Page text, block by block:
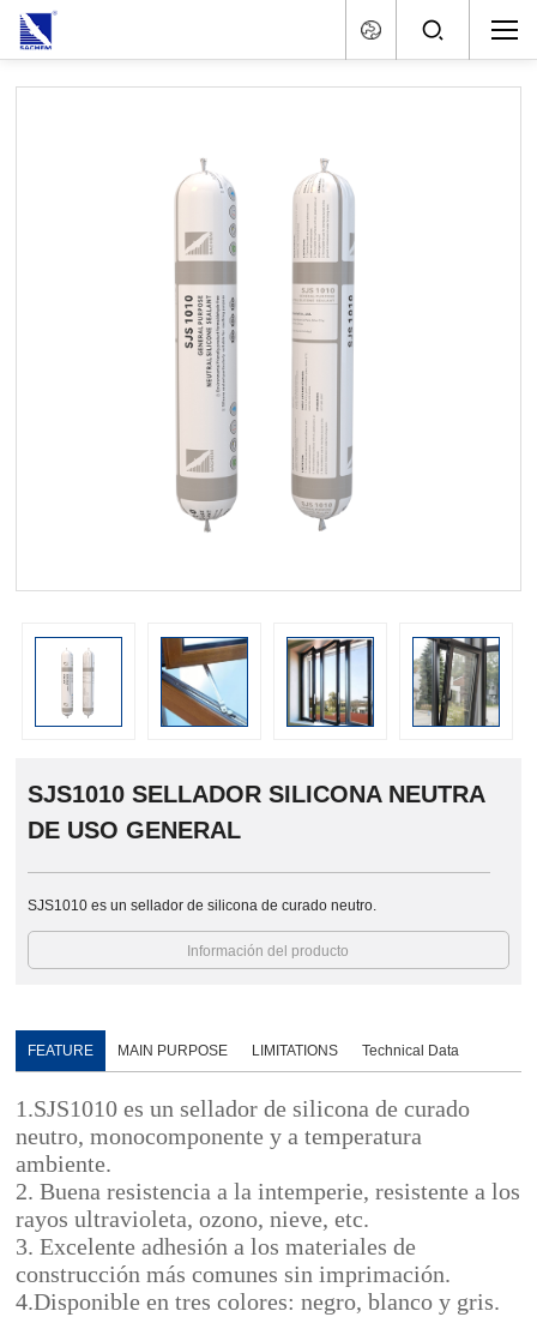
SJS1010 SELLADOR SILICONA NEUTRA
DE USO GENERAL
SJS1010 es un sellador de silicona de curado neutro.
Información del producto
FEATURE MAIN PURPOSE LIMITATIONS Technical Data
1.SJS1010 es un sellador de silicona de curado
neutro, monocomponente y a temperatura
ambiente.
2. Buena resistencia a la intemperie, resistente a los
rayos ultravioleta, ozono, nieve, etc.
3. Excelente adhesión a los materiales de
construcción más comunes sin imprimación.
4.Disponible en tres colores: negro, blanco y gris.